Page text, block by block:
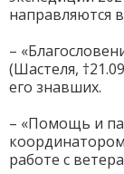
направляются
–
(Шастеля,
его знавших.
– «Помощь и
работе с